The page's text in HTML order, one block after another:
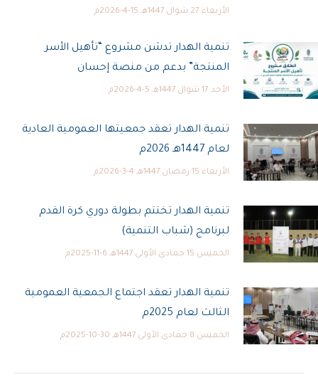
الأربعاء 27 شوال 1447هـ 15-4-2026م
تنمية الهدار تدشن مشروع “تأهيل الأسر
المنتجة” بدعم من منصة إحسان
الأحد 17 شوال 1447هـ 5-4-2026م
تنمية الهدار تعقد جمعيتها العمومية العادية
لعام 1447هـ 2026م
الأربعاء 15 رمضان 1447هـ 4-3-2026م
تنمية الهدار تختتم بطولة دوري كرة القدم
لبرنامج (شباب التنمية)
الخميس 15 جمادى الأولى 1447هـ 6-11-2025م
تنمية الهدار تعقد اجتماع الجمعية العمومية
الثالث لعام 2025م
الخميس 8 جمادى الأولى 1447هـ 30-10-2025م